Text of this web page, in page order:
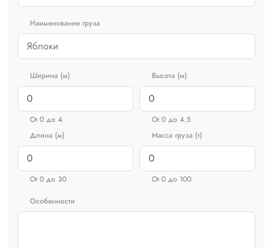
Наименование груза
Ширина (м)
От 0 до 4
Высота (м)
От 0 до 4.5
Длина (м)
От 0 до 30
Масса груза (т)
От 0 до 100
Особенности